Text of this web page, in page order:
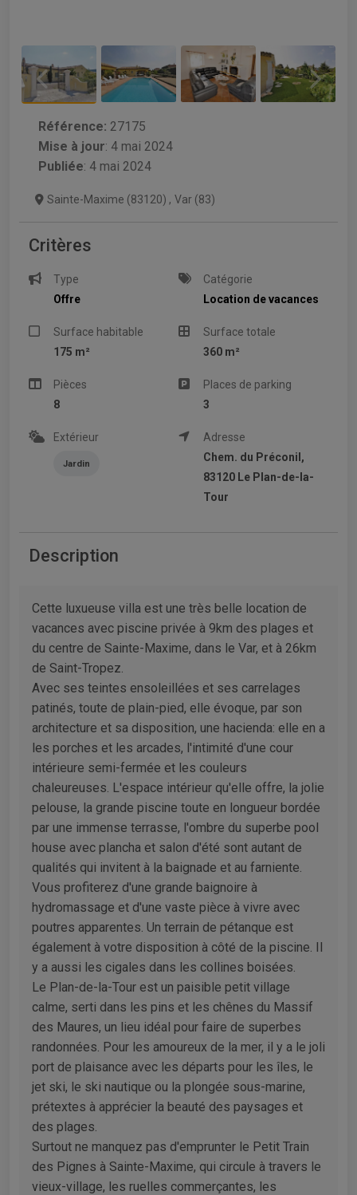
Référence: 27175
Mise à jour: 4 mai 2024
Publiée: 4 mai 2024
Sainte-Maxime (83120) , Var (83)
Critères
Type
Offre
Catégorie
Location de vacances
Surface habitable
175 m²
Surface totale
360 m²
Pièces
8
Places de parking
3
Extérieur
Jardin
Adresse
Chem. du Préconil,
83120 Le Plan-de-la-
Tour
Description
Cette luxueuse villa est une très belle location de
vacances avec piscine privée à 9km des plages et
du centre de Sainte-Maxime, dans le Var, et à 26km
de Saint-Tropez.
Avec ses teintes ensoleillées et ses carrelages
patinés, toute de plain-pied, elle évoque, par son
architecture et sa disposition, une hacienda: elle en a
les porches et les arcades, l'intimité d'une cour
intérieure semi-fermée et les couleurs
chaleureuses. L'espace intérieur qu'elle offre, la jolie
pelouse, la grande piscine toute en longueur bordée
par une immense terrasse, l'ombre du superbe pool
house avec plancha et salon d'été sont autant de
qualités qui invitent à la baignade et au farniente.
Vous profiterez d'une grande baignoire à
hydromassage et d'une vaste pièce à vivre avec
poutres apparentes. Un terrain de pétanque est
également à votre disposition à côté de la piscine. Il
y a aussi les cigales dans les collines boisées.
Le Plan-de-la-Tour est un paisible petit village
calme, serti dans les pins et les chênes du Massif
des Maures, un lieu idéal pour faire de superbes
randonnées. Pour les amoureux de la mer, il y a le joli
port de plaisance avec les départs pour les îles, le
jet ski, le ski nautique ou la plongée sous-marine,
prétextes à apprécier la beauté des paysages et
des plages.
Surtout ne manquez pas d'emprunter le Petit Train
des Pignes à Sainte-Maxime, qui circule à travers le
vieux-village, les ruelles commerçantes, les